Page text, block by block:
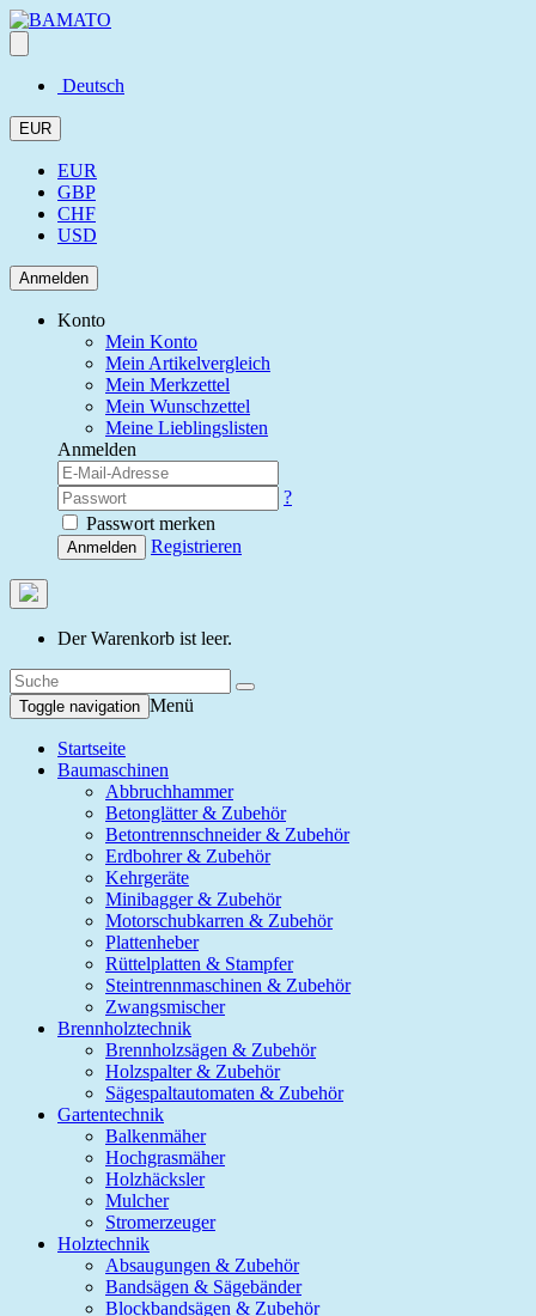
Deutsch
EUR
EUR
GBP
CHF
USD
Anmelden
Konto
Mein Konto
Mein Artikelvergleich
Mein Merkzettel
Mein Wunschzettel
Meine Lieblingslisten
Anmelden
?
Passwort merken
Anmelden Registrieren
Der Warenkorb ist leer.
Toggle navigation Menü
Startseite
Baumaschinen
Abbruchhammer
Betonglätter & Zubehör
Betontrennschneider & Zubehör
Erdbohrer & Zubehör
Kehrgeräte
Minibagger & Zubehör
Motorschubkarren & Zubehör
Plattenheber
Rüttelplatten & Stampfer
Steintrennmaschinen & Zubehör
Zwangsmischer
Brennholztechnik
Brennholzsägen & Zubehör
Holzspalter & Zubehör
Sägespaltautomaten & Zubehör
Gartentechnik
Balkenmäher
Hochgrasmäher
Holzhäcksler
Mulcher
Stromerzeuger
Holztechnik
Absaugungen & Zubehör
Bandsägen & Sägebänder
Blockbandsägen & Zubehör